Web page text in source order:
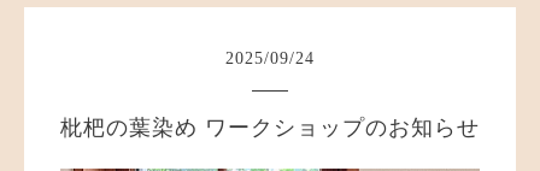
2025/09/24
枇杷の葉染め ワークショップのお知らせ